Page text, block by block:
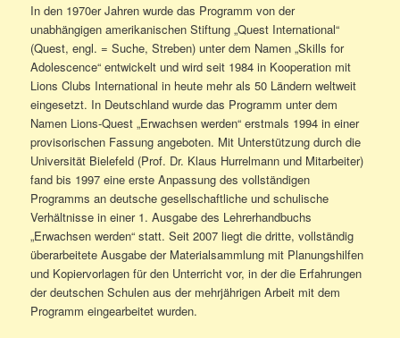
In den 1970er Jahren wurde das Programm von der
unabhängigen amerikanischen Stiftung „Quest International“
(Quest, engl. = Suche, Streben) unter dem Namen „Skills for
Adolescence“ entwickelt und wird seit 1984 in Kooperation mit
Lions Clubs International in heute mehr als 50 Ländern weltweit
eingesetzt. In Deutschland wurde das Programm unter dem
Namen Lions-Quest „Erwachsen werden“ erstmals 1994 in einer
provisorischen Fassung angeboten. Mit Unterstützung durch die
Universität Bielefeld (Prof. Dr. Klaus Hurrelmann und Mitarbeiter)
fand bis 1997 eine erste Anpassung des vollständigen
Programms an deutsche gesellschaftliche und schulische
Verhältnisse in einer 1. Ausgabe des Lehrerhandbuchs
„Erwachsen werden“ statt. Seit 2007 liegt die dritte, vollständig
überarbeitete Ausgabe der Materialsammlung mit Planungshilfen
und Kopiervorlagen für den Unterricht vor, in der die Erfahrungen
der deutschen Schulen aus der mehrjährigen Arbeit mit dem
Programm eingearbeitet wurden.